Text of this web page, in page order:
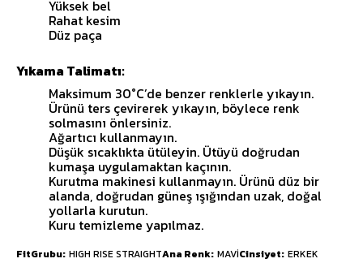
Yüksek bel
Rahat kesim
Düz paça
Yıkama Talimatı:
Maksimum 30°C’de benzer renklerle yıkayın.
Ürünü ters çevirerek yıkayın, böylece renk
solmasını önlersiniz.
Ağartıcı kullanmayın.
Düşük sıcaklıkta ütüleyin. Ütüyü doğrudan
kumaşa uygulamaktan kaçının.
Kurutma makinesi kullanmayın. Ürünü düz bir
alanda, doğrudan güneş ışığından uzak, doğal
yollarla kurutun.
Kuru temizleme yapılmaz.
FitGrubu HIGH RISE STRAIGHTAna Renk MAVİCinsiyet ERKEK